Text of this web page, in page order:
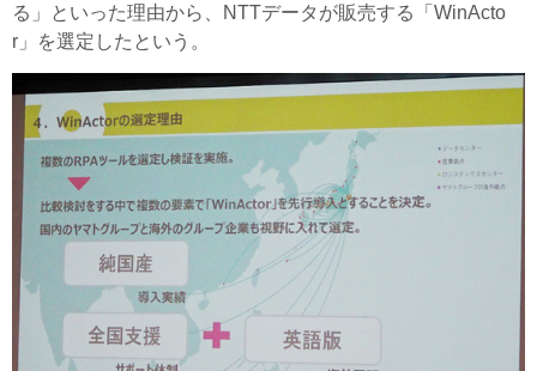
る」といった理由から、NTTデータが販売する「WinActo
r」を選定したという。